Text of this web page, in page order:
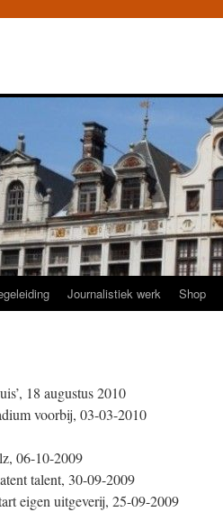
Journalistiek werk Shop
18 augustus 2010
voorbij, 03-03-2010
06-10-2009
talent, 30-09-2009
eigen uitgeverij, 25-09-2009